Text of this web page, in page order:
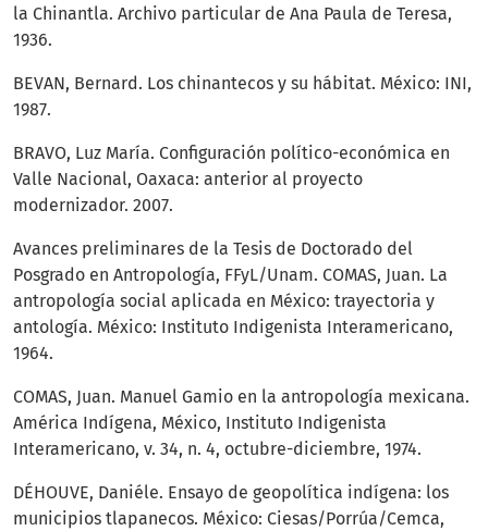
la Chinantla. Archivo particular de Ana Paula de Teresa,
1936.
BEVAN, Bernard. Los chinantecos y su hábitat. México: INI,
1987.
BRAVO, Luz María. Configuración político-económica en
Valle Nacional, Oaxaca: anterior al proyecto
modernizador. 2007.
Avances preliminares de la Tesis de Doctorado del
Posgrado en Antropología, FFyL/Unam. COMAS, Juan. La
antropología social aplicada en México: trayectoria y
antología. México: Instituto Indigenista Interamericano,
1964.
COMAS, Juan. Manuel Gamio en la antropología mexicana.
América Indígena, México, Instituto Indigenista
Interamericano, v. 34, n. 4, octubre-diciembre, 1974.
DÉHOUVE, Daniéle. Ensayo de geopolítica indígena: los
municipios tlapanecos. México: Ciesas/Porrúa/Cemca,